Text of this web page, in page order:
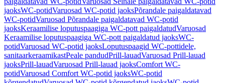
jaoksWC-potidVaruosad WC-potid jaoksPõrandale paigaldatavad
WC-potidVaruosad Põrandale paigaldatavad WC-potid
jaoksKeraamilise loputuspaagiga WC-pott paigaldatudVaruosad
Keraamilise loputuspaagiga WC-pott paigaldatud jaoksWC-
potidVaruosad WC-potid jaoksLoputuspaagid WC-pottidele,
sanitaarkeraamikastPeale pandudPrill-lauadVaruosad Prill-lauad
jaoksPrill-lauadVaruosad Prill-lauad jaoksComfort WC-
potidVaruosad Comfort WC-potid jaoksWC-potid